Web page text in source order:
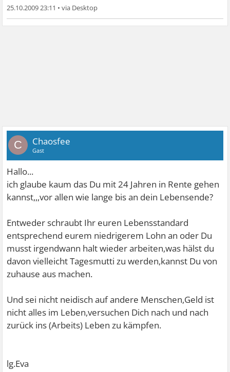
25.10.2009 23:11 •
C Chaosfee
Gast
Hallo...
ich glaube kaum das Du mit 24 Jahren in Rente gehen
kannst,,,vor allen wie lange bis an dein Lebensende?
Entweder schraubt Ihr euren Lebensstandard
entsprechend eurem niedrigerem Lohn an oder Du
musst irgendwann halt wieder arbeiten,was hälst du
davon vielleicht Tagesmutti zu werden,kannst Du von
zuhause aus machen.
Und sei nicht neidisch auf andere Menschen,Geld ist
nicht alles im Leben,versuchen Dich nach und nach
zurück ins (Arbeits) Leben zu kämpfen.
lg.Eva